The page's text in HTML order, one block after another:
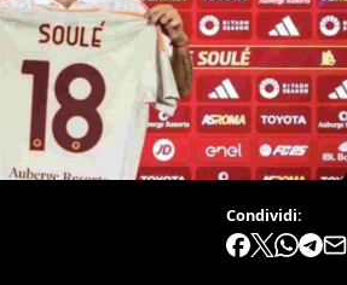
Condividi: